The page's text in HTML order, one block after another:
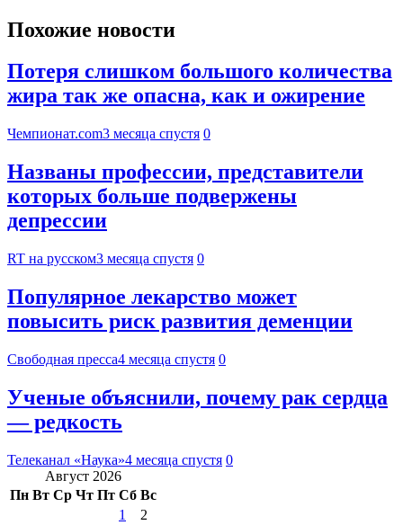
Похожие новости
Потеря слишком большого количества
жира так же опасна, как и ожирение
Чемпионат.com3 месяца спустя 0
Названы профессии, представители
которых больше подвержены
депрессии
RT на русском3 месяца спустя 0
Популярное лекарство может
повысить риск развития деменции
Свободная пресса4 месяца спустя 0
Ученые объяснили, почему рак сердца
— редкость
Телеканал «Наука»4 месяца спустя 0
Август 2026
Пн Вт Ср Чт Пт Сб Вс
1
2